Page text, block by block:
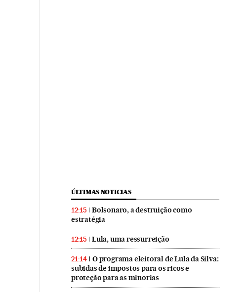
ÚLTIMAS NOTICIAS
12:15
Bolsonaro, a destruição como
estratégia
12:15 Lula, uma ressurreição
21:14
O programa eleitoral de Lula da Silva:
subidas de impostos para os ricos e
proteção para as minorias